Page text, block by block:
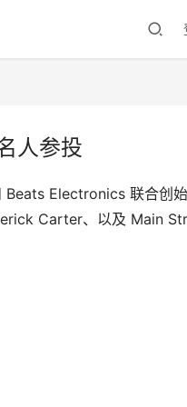
人参投
Beats Electronics 联合创
Carter、以及 Main